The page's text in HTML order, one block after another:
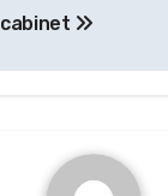
cabinet